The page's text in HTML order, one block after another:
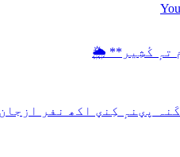
تہٕ کٔشِیر** 🌦️
پؠنہٕ کِنؠ اکھ نفر